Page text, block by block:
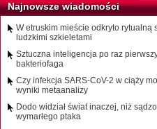
Najnowsze wiadomości
W etruskim mieście odkryto
ludzkimi szkieletami
Sztuczna inteligencja po raz
bakteriofaga
Czy infekcja SARS-CoV-2 w ciąży
wyniki metaanalizy
Dodo widział świat inaczej, niż
wymarłego ptaka